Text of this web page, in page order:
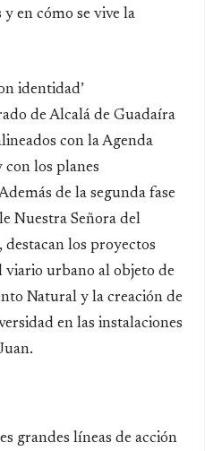
en cómo se vive la
identidad’
de Alcalá de Guadaíra
con la Agenda
con los planes
de la segunda fase
Nuestra Señora del
los proyectos
viario urbano al objeto de
Natural y la creación de
en las instalaciones
grandes líneas de acción